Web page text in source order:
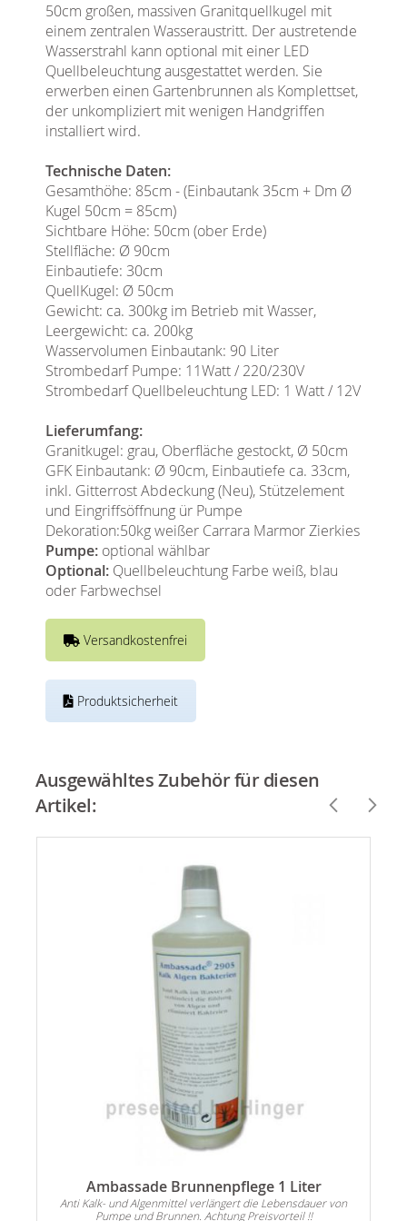
50cm großen, massiven Granitquellkugel mit
einem zentralen Wasseraustritt. Der austretende
Wasserstrahl kann optional mit einer LED
Quellbeleuchtung ausgestattet werden. Sie
erwerben einen Gartenbrunnen als Komplettset,
der unkompliziert mit wenigen Handgriffen
installiert wird.
Technische Daten:
Gesamthöhe: 85cm - (Einbautank 35cm + Dm Ø
Kugel 50cm = 85cm)
Sichtbare Höhe: 50cm (ober Erde)
Stellfläche: Ø 90cm
Einbautiefe: 30cm
QuellKugel: Ø 50cm
Gewicht: ca. 300kg im Betrieb mit Wasser,
Leergewicht: ca. 200kg
Wasservolumen Einbautank: 90 Liter
Strombedarf Pumpe: 11Watt / 220/230V
Strombedarf Quellbeleuchtung LED: 1 Watt / 12V
Lieferumfang:
Granitkugel: grau, Oberfläche gestockt, Ø 50cm
GFK Einbautank: Ø 90cm, Einbautiefe ca. 33cm,
inkl. Gitterrost Abdeckung (Neu), Stützelement
und Eingriffsöffnung ür Pumpe
Dekoration:50kg weißer Carrara Marmor Zierkies
Pumpe: optional wählbar
Optional: Quellbeleuchtung Farbe weiß, blau
oder Farbwechsel
Versandkostenfrei
Produktsicherheit
Ausgewähltes Zubehör für diesen
Artikel:
Ambassade Brunnenpflege 1 Liter
Anti Kalk- und Algenmittel verlängert die Lebensdauer von
Pumpe und Brunnen. Achtung Preisvorteil !!